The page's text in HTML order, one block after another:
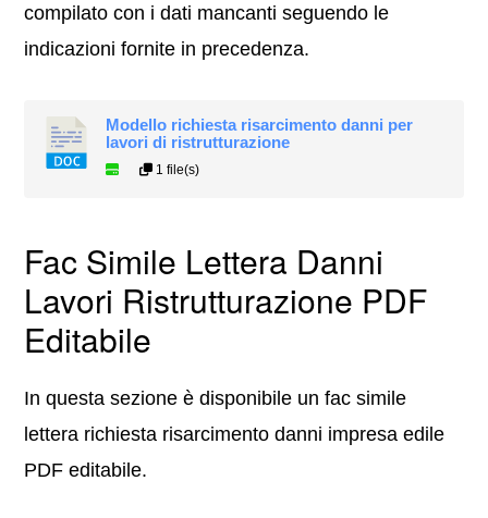
compilato con i dati mancanti seguendo le
indicazioni fornite in precedenza.
Modello richiesta risarcimento danni per
lavori di ristrutturazione
1 file(s)
Fac Simile Lettera Danni
Lavori Ristrutturazione PDF
Editabile
In questa sezione è disponibile un fac simile
lettera richiesta risarcimento danni impresa edile
PDF editabile.